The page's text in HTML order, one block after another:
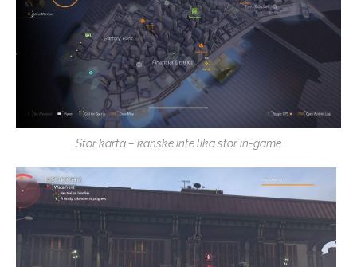
Stor karta – kanske inte lika stor in-game